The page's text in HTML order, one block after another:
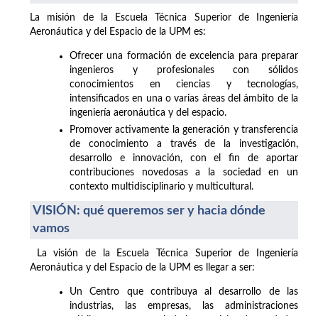
La misión de la Escuela Técnica Superior de Ingeniería
Aeronáutica y del Espacio de la UPM es:
Ofrecer una formación de excelencia para preparar
ingenieros y profesionales con sólidos
conocimientos en ciencias y tecnologías,
intensificados en una o varias áreas del ámbito de la
ingeniería aeronáutica y del espacio.
Promover activamente la generación y transferencia
de conocimiento a través de la investigación,
desarrollo e innovación, con el fin de aportar
contribuciones novedosas a la sociedad en un
contexto multidisciplinario y multicultural.
VISIÓN: qué queremos ser y hacia dónde
vamos
La visión de la Escuela Técnica Superior de Ingeniería
Aeronáutica y del Espacio de la UPM es llegar a ser:
Un Centro que contribuya al desarrollo de las
industrias, las empresas, las administraciones